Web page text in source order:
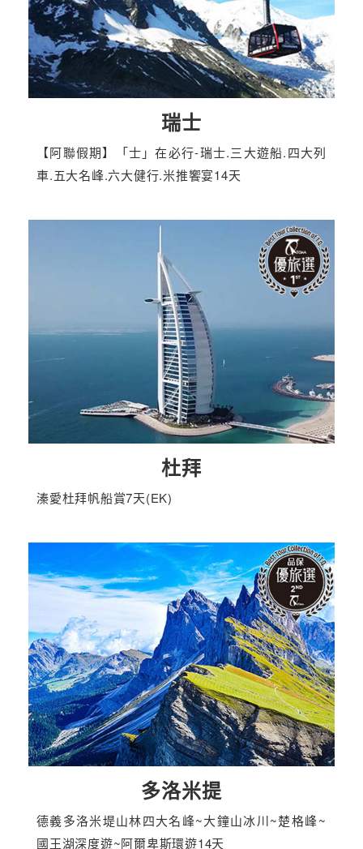
瑞士
【阿聯假期】「士」在必行-瑞士.三大遊船.四大列
車.五大名峰.六大健行.米推饗宴14天
杜拜
溱愛杜拜帆船賞7天(EK)
多洛米提
德義多洛米堤山林四大名峰~大鐘山冰川~楚格峰~
國王湖深度遊~阿爾卑斯環遊14天